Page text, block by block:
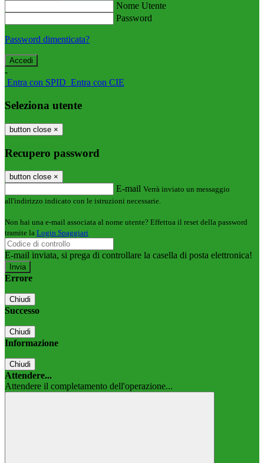
Nome Utente
Password
Password dimenticata?
-
Entra con SPID Entra con CIE
Seleziona utente
button close ×
Recupero password
button close ×
E-mail Verrà inviato un messaggio
all'indirizzo indicato con le istruzioni necessarie.
Non hai una e-mail associata al nome utente? Effettua il reset della password
tramite la Login Spaggiari
E-mail inviata, si prega di controllare la casella di posta elettronica!
Errore
Chiudi
Successo
Chiudi
Informazione
Chiudi
Attendere...
Attendere il completamento dell'operazione...